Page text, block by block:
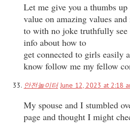
Let me give you a thumbs
value on amazing values
to with no joke truthfully see
info about how to
get connected to girls easily
know follow me my fellow
안전놀이터 June 12, 2023 at 2:18
My spouse and I stumbled
page and thought I might